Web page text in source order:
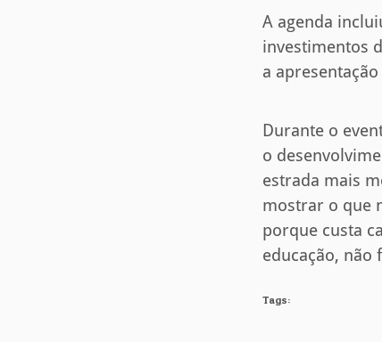
A agenda
investimentos
a
Durante o
o
estrada mais
mostrar o que
porque custa
educação, não
Tags: